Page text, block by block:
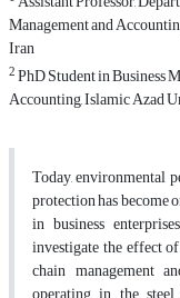
Management and
Iran
2PhD Student in Business
Accounting, Islamic Azad
Today, environmental
protection has become
in business
investigate the effect
chain management